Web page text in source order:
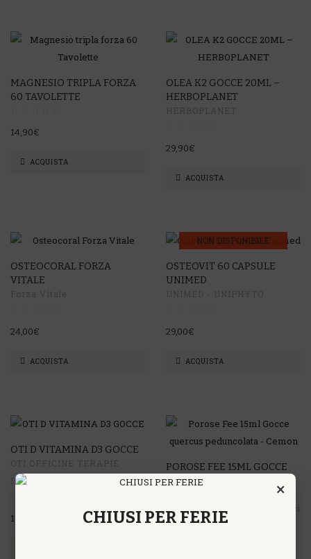
MAGNESIO TRIPLA FORZA
60 TAVOLETTE
14,90€
ACQUISTA
OLEA K2 GOCCE 20ML –
HERBOPLANET
29,90€
ACQUISTA
OSTEOCORAL FORZA
VITALE
24,00€
ACQUISTA
NON DISPONIBILE
OSTEOVIT 60 CAPSULE
UNIMED
29,00€
ACQUISTA
OTI D VITAMINA D3 GOCCE
INNOVATIVE
18,30€
POROSE FEE 15ML GOCCE
QUERCUS PEDUNCOLATA -
×
CHIUSI PER FERIE